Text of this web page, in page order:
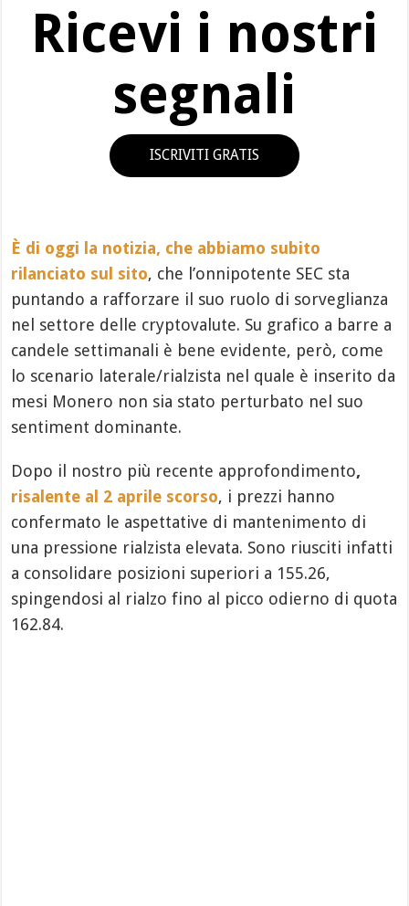
Ricevi i nostri
segnali
ISCRIVITI GRATIS
È di oggi la notizia, che abbiamo subito
rilanciato sul sito, che l’onnipotente SEC sta
puntando a rafforzare il suo ruolo di sorveglianza
nel settore delle cryptovalute. Su grafico a barre a
candele settimanali è bene evidente, però, come
lo scenario laterale/rialzista nel quale è inserito da
mesi Monero non sia stato perturbato nel suo
sentiment dominante.
Dopo il nostro più recente approfondimento,
risalente al 2 aprile scorso, i prezzi hanno
confermato le aspettative di mantenimento di
una pressione rialzista elevata. Sono riusciti infatti
a consolidare posizioni superiori a 155.26,
spingendosi al rialzo fino al picco odierno di quota
162.84.